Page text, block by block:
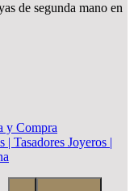
de segunda mano en
y Compra
| Tasadores Joyeros |